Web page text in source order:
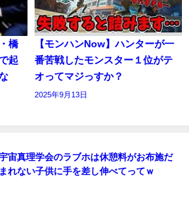
橋
起
【モンハンNow】ハンターが一
番苦戦したモンスター１位がテ
オってマジっすか？
2025年9月13日
宙真理学会のラブホは休憩料がお布施だ
れない子供に手を差し伸べてってｗ